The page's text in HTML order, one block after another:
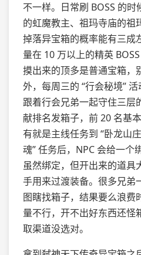
不一样。日常刷 BOSS 的
的虹魔教主、祖玛寺庙的祖
掉落异宝箱的概率能有三成
量在 10 万以上的精英
摸出来的顶多是普通宝箱，
外，每周三的 “行会秘境”
跟着行会兄弟一起守住三层
献排名发箱子，前 20 名基
有就是主线任务到 “卧龙山
魂” 任务后，NPC 会给一个
虽然绑定，但开出来的道具
手用来过渡装备。很多兄弟
图瞎找箱子，结果要么浪费
量不行，开不出好东西还怪
取渠道没选对。